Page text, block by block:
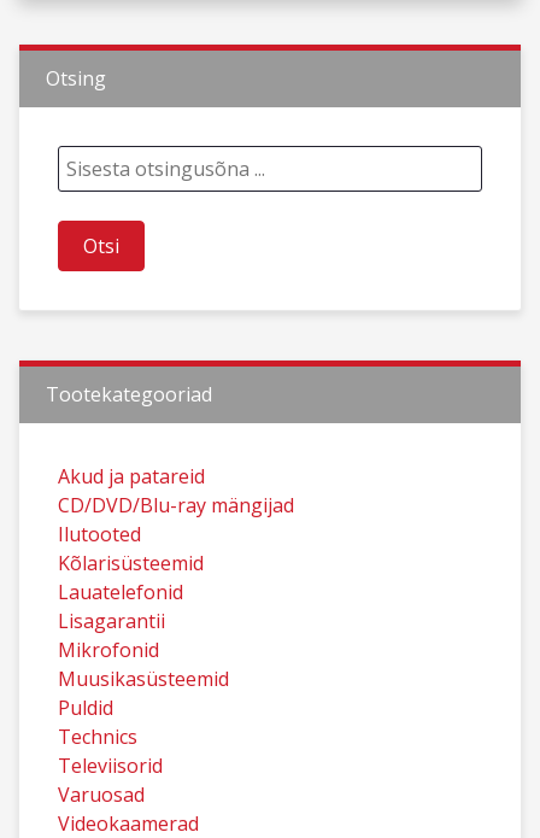
Otsing
Tootekategooriad
Akud ja patareid
CD/DVD/Blu-ray mängijad
Ilutooted
Kõlarisüsteemid
Lauatelefonid
Lisagarantii
Mikrofonid
Muusikasüsteemid
Puldid
Technics
Televiisorid
Varuosad
Videokaamerad